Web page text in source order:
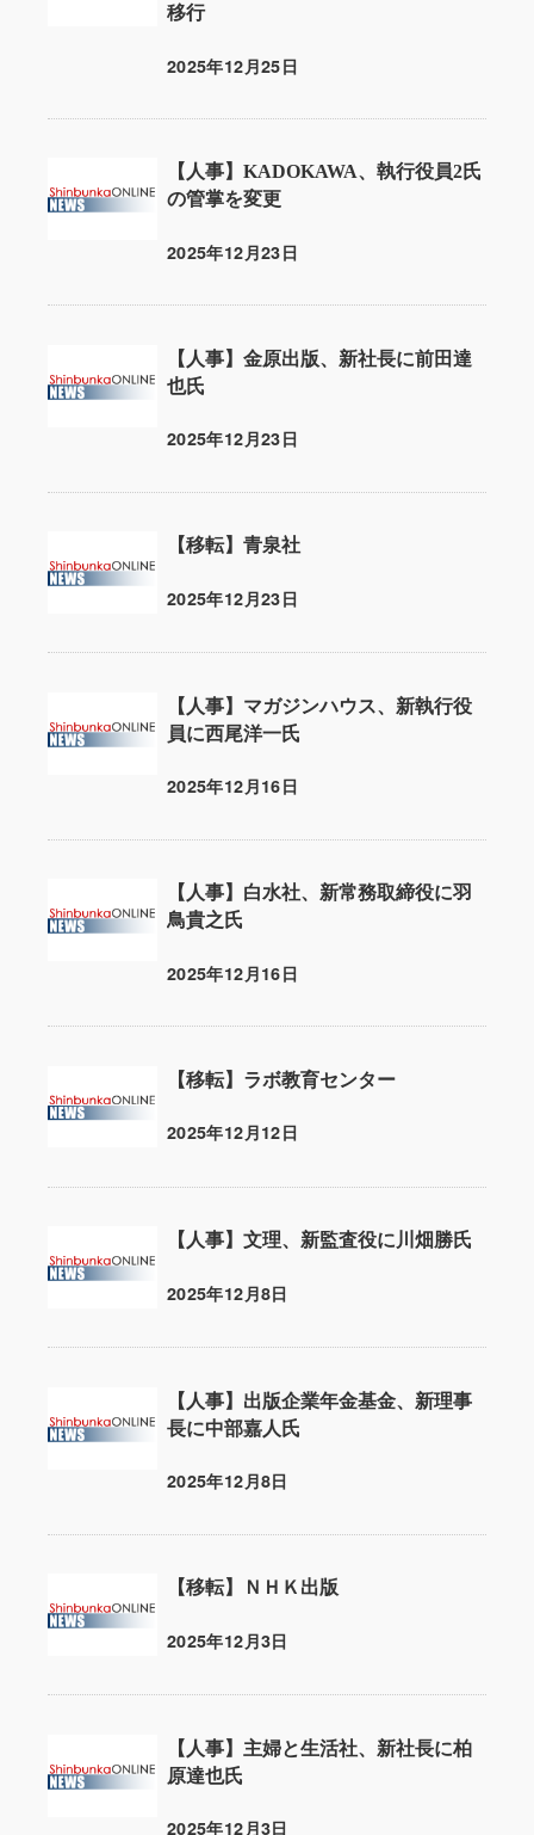
移行
投稿日
2025年12月25日
【人事】KADOKAWA、執行役員2氏
の管掌を変更
投稿日
2025年12月23日
【人事】金原出版、新社長に前田達
也氏
投稿日
2025年12月23日
【移転】青泉社
投稿日
2025年12月23日
【人事】マガジンハウス、新執行役
員に西尾洋一氏
投稿日
2025年12月16日
【人事】白水社、新常務取締役に羽
鳥貴之氏
投稿日
2025年12月16日
【移転】ラボ教育センター
投稿日
2025年12月12日
【人事】文理、新監査役に川畑勝氏
投稿日
2025年12月8日
【人事】出版企業年金基金、新理事
長に中部嘉人氏
投稿日
2025年12月8日
【移転】ＮＨＫ出版
投稿日
2025年12月3日
【人事】主婦と生活社、新社長に柏
原達也氏
2025年12月3日